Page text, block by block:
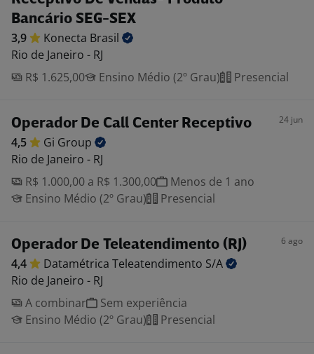
Bancário SEG-SEX
3,9 Konecta Brasil
Rio de Janeiro - RJ
R$ 1.625,00
Ensino Médio (2º Grau) Presencial
Operador De Call Center Receptivo 24 jun
4,5 Gi Group
Rio de Janeiro - RJ
R$ 1.000,00 a R$ 1.300,00
Menos de 1 ano
Ensino Médio (2º Grau)
Presencial
Operador De Teleatendimento (RJ) 6 ago
4,4 Datamétrica Teleatendimento S/A
Rio de Janeiro - RJ
A combinar
Sem experiência
Ensino Médio (2º Grau)
Presencial